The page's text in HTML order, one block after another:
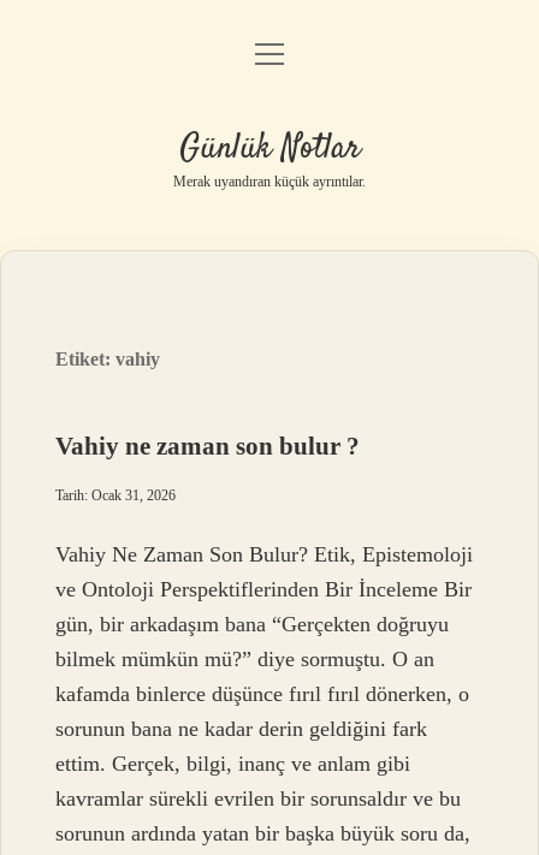
Anasayfa
Yasal Uyarı
menüyü
Günlük Notlar
Merak uyandıran küçük ayrıntılar.
Etiket:vahiy
Vahiy ne zaman son bulur ?
Tarih: Ocak 31, 2026
Vahiy Ne Zaman Son Bulur? Etik, Epistemoloji
ve Ontoloji Perspektiflerinden Bir İnceleme Bir
gün, bir arkadaşım bana “Gerçekten doğruyu
bilmek mümkün mü?” diye sormuştu. O an
kafamda binlerce düşünce fırıl fırıl dönerken, o
sorunun bana ne kadar derin geldiğini fark
ettim. Gerçek, bilgi, inanç ve anlam gibi
kavramlar sürekli evrilen bir sorunsaldır ve bu
sorunun ardında yatan bir başka büyük soru da,